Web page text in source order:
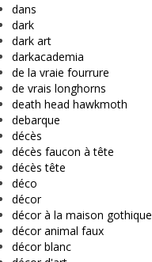
dans
dark
dark art
darkacademia
de la vraie fourrure
de vrais longhorns
death head hawkmoth
debarque
décès
décès faucon à tête
décès tête
déco
décor
décor à la maison gothique
décor animal faux
décor blanc